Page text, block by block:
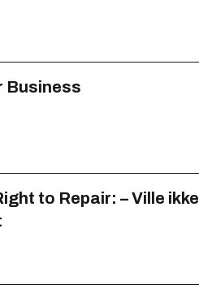
Business
to Repair: – Ville ikke